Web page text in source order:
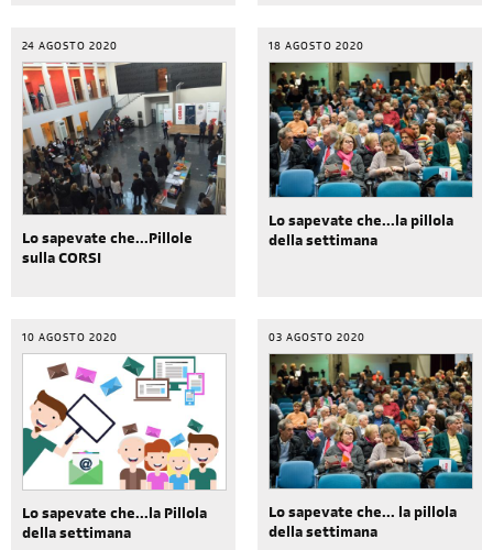
24 AGOSTO 2020
Lo sapevate che...Pillole
sulla CORSI
18 AGOSTO 2020
Lo sapevate che...la pillola
della settimana
10 AGOSTO 2020
Lo sapevate che...la Pillola
della settimana
03 AGOSTO 2020
Lo sapevate che... la pillola
della settimana